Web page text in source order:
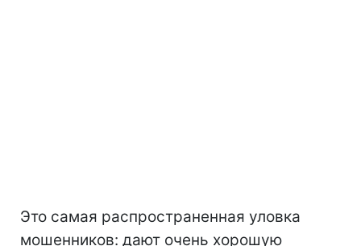
Это самая распространенная уловка
мошенников: дают очень хорошую